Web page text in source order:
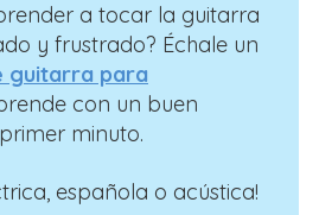
a tocar la guitarra
y frustrado? Échale un
guitarra para
con un buen
minuto.
española o acústica!